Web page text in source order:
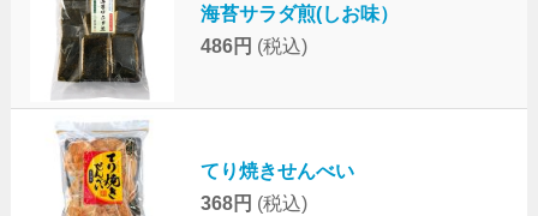
海苔サラダ煎(しお味）
486円 (税込)
てり焼きせんべい
368円 (税込)